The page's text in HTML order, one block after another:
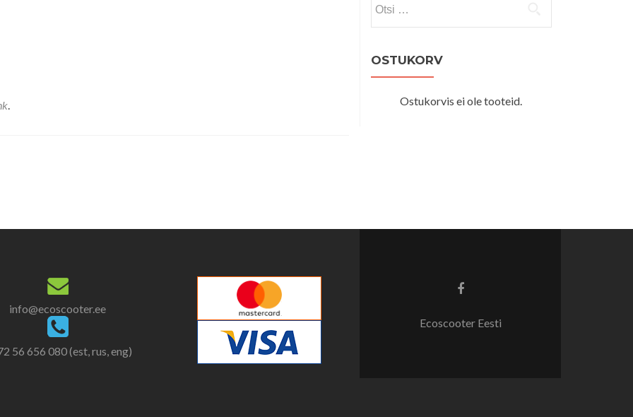
.
OSTUKORV
Ostukorvis ei ole tooteid.
info@ecoscooter.ee
56 656 080 (est, rus, eng)
Facebook
Ecoscooter Eesti